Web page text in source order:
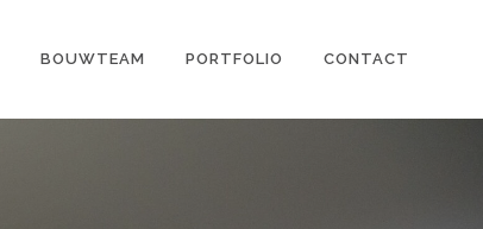
BOUWTEAM PORTFOLIO CONTACT